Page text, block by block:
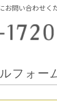
お問い合わせく
フォー